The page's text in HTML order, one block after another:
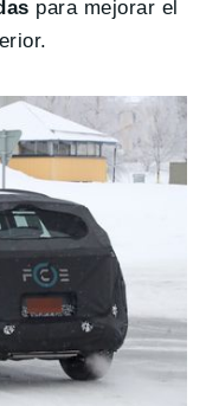
para mejorar el